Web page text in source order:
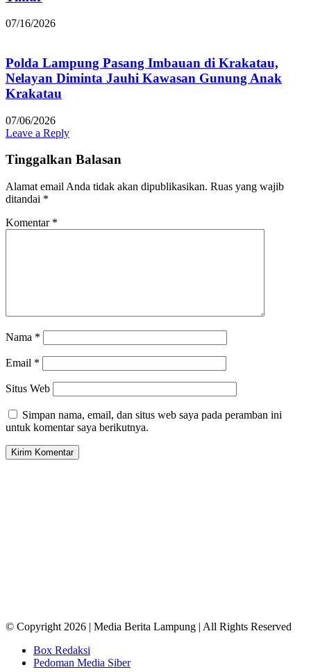
07/16/2026
Polda Lampung Pasang Imbauan di Krakatau,
Nelayan Diminta Jauhi Kawasan Gunung Anak
Krakatau
07/06/2026
Leave a Reply
Tinggalkan Balasan
Alamat email Anda tidak akan dipublikasikan. Ruas yang wajib
ditandai *
Komentar *
Nama *
Email *
Situs Web
Simpan nama, email, dan situs web saya pada peramban ini
untuk komentar saya berikutnya.
© Copyright 2026 | Media Berita Lampung | All Rights Reserved
Box Redaksi
Pedoman Media Siber